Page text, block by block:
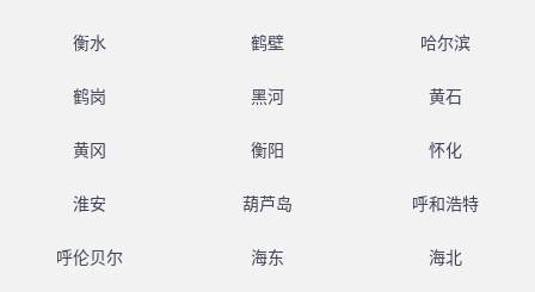
衡水 鹤壁 哈尔滨
鹤岗 黑河 黄石
黄冈 衡阳 怀化
淮安 葫芦岛 呼和浩特
呼伦贝尔 海东 海北